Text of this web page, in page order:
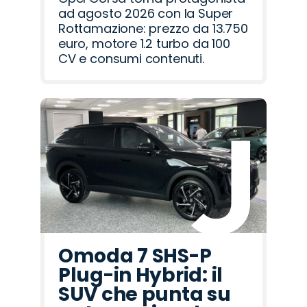
ad agosto 2026 con la Super
Rottamazione: prezzo da 13.750
euro, motore 1.2 turbo da 100
CV e consumi contenuti.
Omoda 7 SHS-P
Plug-in Hybrid: il
SUV che punta su